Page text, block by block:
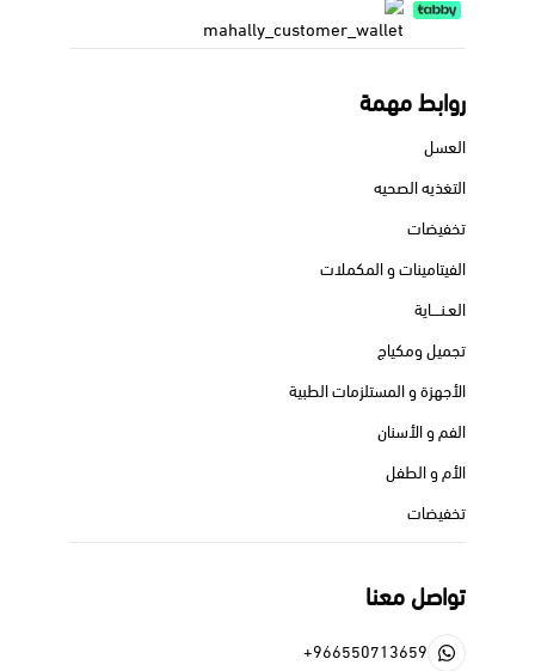
روابط مهمة
العسل
التغذيه الصحيه
تخفيضات
الفيتامينات و المكملات
العـنــــاية
تجميل ومكياج
الأجهزة و المستلزمات الطبية
الفم و الأسنان
الأم و الطفل
تخفيضات
تواصل معنا
+966550713659